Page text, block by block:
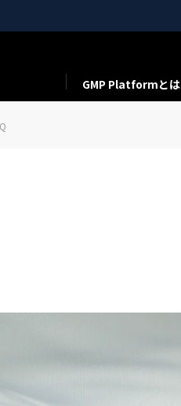
GMP Platformとは